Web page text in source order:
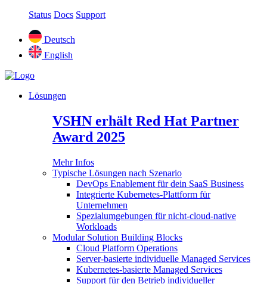
Status Docs Support
Deutsch
English
Lösungen
VSHN erhält Red Hat Partner
Award 2025
Mehr Infos
Typische Lösungen nach Szenario
DevOps Enablement für dein SaaS Business
Integrierte Kubernetes-Plattform für
Unternehmen
Spezialumgebungen für nicht-cloud-native
Workloads
Modular Solution Building Blocks
Cloud Platform Operations
Server-basierte individuelle Managed Services
Kubernetes-basierte Managed Services
Support für den Betrieb individueller